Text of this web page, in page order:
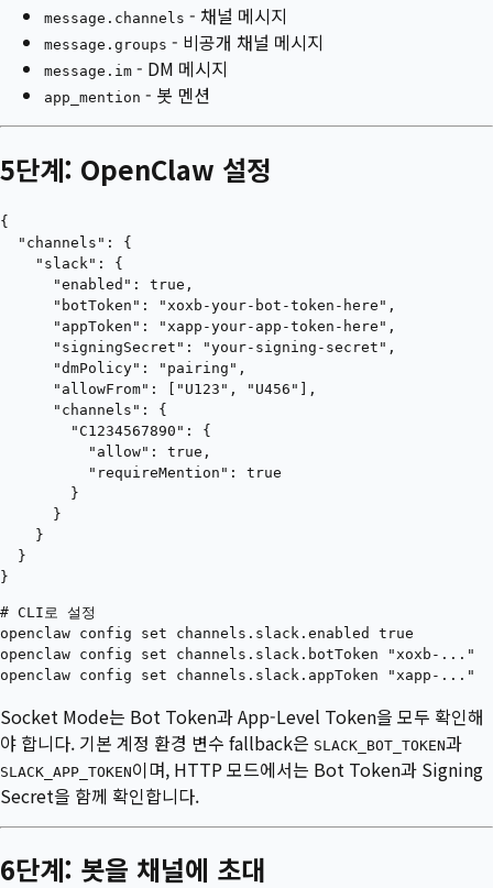
message.channels - 채널 메시지
message.groups - 비공개 채널 메시지
message.im - DM 메시지
app_mention - 봇 멘션
5단계: OpenClaw 설정
{
  "channels": {
    "slack": {
      "enabled": true,
      "botToken": "xoxb-your-bot-token-here",
      "appToken": "xapp-your-app-token-here",
      "signingSecret": "your-signing-secret",
      "dmPolicy": "pairing",
      "allowFrom": ["U123", "U456"],
      "channels": {
        "C1234567890": {
          "allow": true,
          "requireMention": true
        }
      }
    }
  }
# CLI로 설정
openclaw config set channels.slack.enabled true
openclaw config set channels.slack.botToken "xoxb-..."
Socket Mode는 Bot Token과 App-Level Token을 모두 확인해
야 합니다. 기본 계정 환경 변수 fallback은 SLACK_BOT_TOKEN과
SLACK_APP_TOKEN이며, HTTP 모드에서는 Bot Token과 Signing
Secret을 함께 확인합니다.
6단계: 봇을 채널에 초대